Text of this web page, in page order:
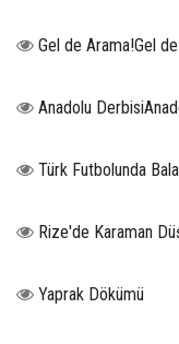
Gel de Arama!Gel
Anadolu
Türk Futbolunda
Rize'de Karaman
Yaprak Dökümü